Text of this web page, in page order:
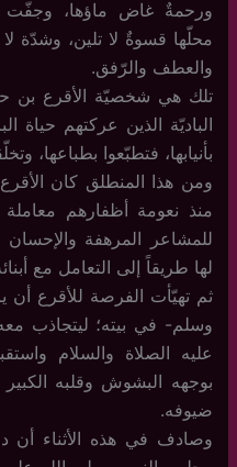
ورحمةٌ غاض ماؤها، وجفّت
محلّها قسوةٌ لا تلين، وشدّة
والعطف والرّفق.
تلك هي شخصيّة الأقرع بن
الباديّة الذين عركتهم حياة
بأنيابها، فتطبّعوا بطباعها،
ومن هذا المنطلق كان
منذ نعومة أظفارهم
للمشاعر المرهفة
لها طريقاً إلى التعامل مع
ثم تهيّأت الفرصة للأقرع أن
وسلم- في بيته؛ ليتجاذب
عليه الصلاة والسلام
بوجهه البشوش وقلبه الكبير
ضيوفه.
وصادف في هذه الأثناء